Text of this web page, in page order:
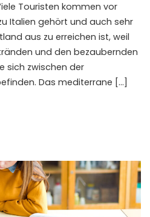
Touristen kommen vor
Italien gehört und auch sehr
aus zu erreichen ist, weil
und den bezaubernden
sich zwischen der
Das mediterrane […]